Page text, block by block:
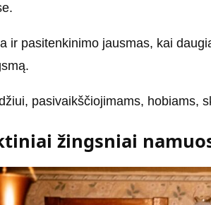
ir pasitenkinimo jausmas, kai
pasivaikščiojimams, hobiams,
žingsniai